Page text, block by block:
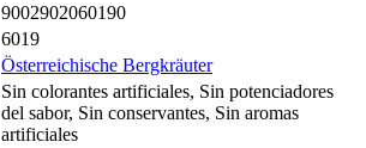
9002902060190
6019
Österreichische Bergkräuter
Sin colorantes artificiales, Sin potenciadores
del sabor, Sin conservantes, Sin aromas
artificiales